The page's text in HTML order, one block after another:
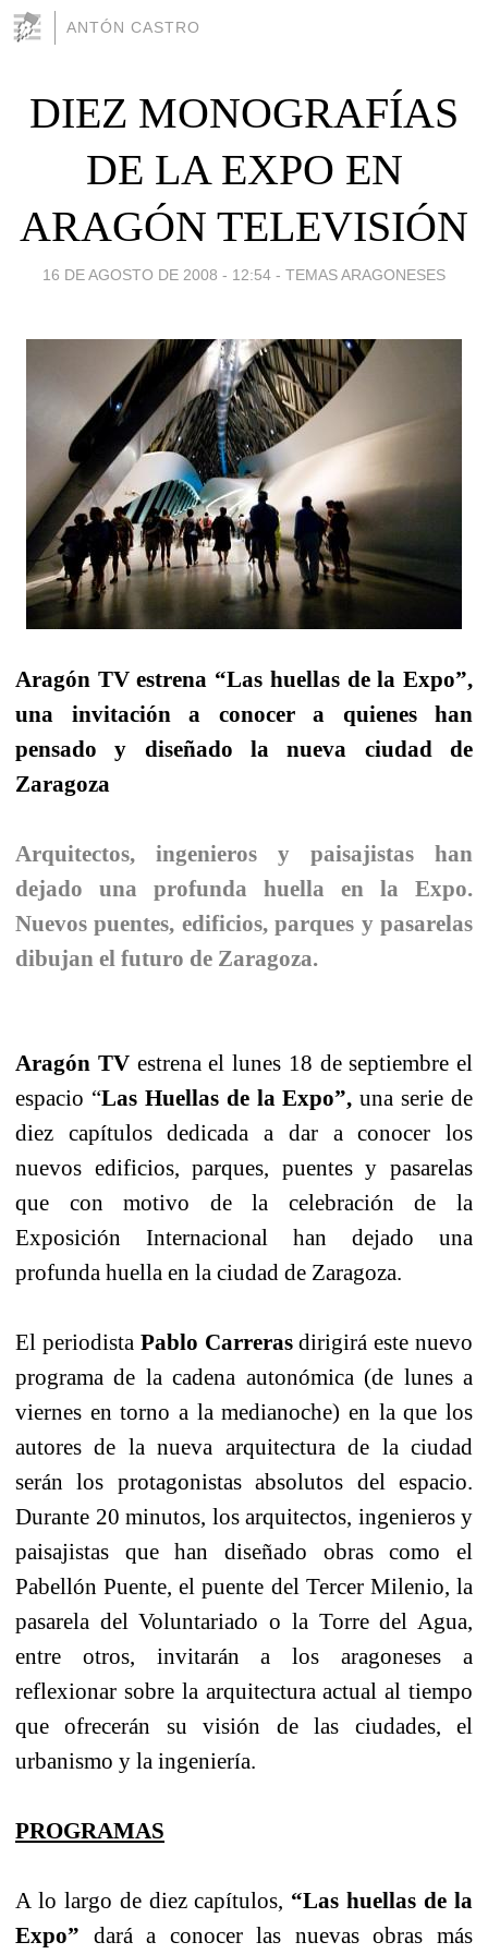
ANTÓN CASTRO
DIEZ MONOGRAFÍAS
DE LA EXPO EN
ARAGÓN TELEVISIÓN
16 DE AGOSTO DE 2008 - 12:54 - TEMAS ARAGONESES
Aragón TV estrena “Las huellas de la Expo”,
una invitación a conocer a quienes han
pensado y diseñado la nueva ciudad de
Zaragoza
Arquitectos, ingenieros y paisajistas han
dejado una profunda huella en la Expo.
Nuevos puentes, edificios, parques y pasarelas
dibujan el futuro de Zaragoza.
Aragón TVestrena el lunes 18 de septiembre el
espacio “Las Huellas de la Expo”,una serie de
diez capítulos dedicada a dar a conocer los
nuevos edificios, parques, puentes y pasarelas
que con motivo de la celebración de la
Exposición Internacional han dejado una
profunda huella en la ciudad de Zaragoza.
El periodista Pablo Carrerasdirigirá este nuevo
programa de la cadena autonómica (de lunes a
viernes en torno a la medianoche) en la que los
autores de la nueva arquitectura de la ciudad
serán los protagonistas absolutos del espacio.
Durante 20 minutos, los arquitectos, ingenieros y
paisajistas que han diseñado obras como el
Pabellón Puente, el puente del Tercer Milenio, la
pasarela del Voluntariado o la Torre del Agua,
entre otros, invitarán a los aragoneses a
reflexionar sobre la arquitectura actual al tiempo
que ofrecerán su visión de las ciudades, el
urbanismo y la ingeniería.
PROGRAMAS
A lo largo de diez capítulos, “Las huellas de la
Expo” dará a conocer las nuevas obras más